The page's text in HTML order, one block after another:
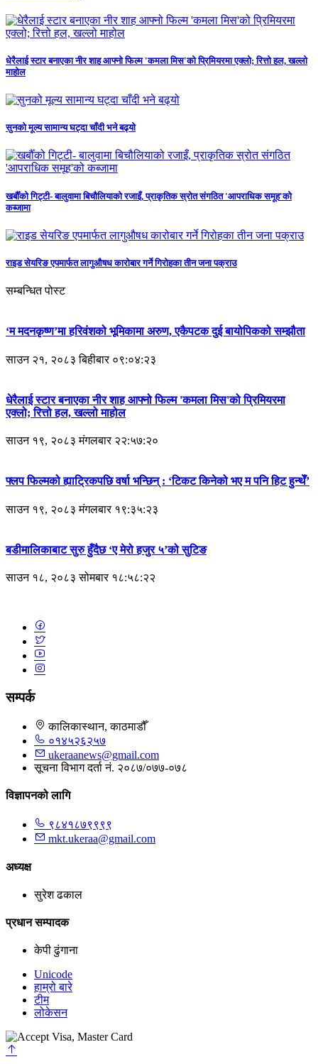
धेरैलाई स्टार बनाएका नीर शाह आफ्नो फिल्म 'कमला मिस'को प्रिमियरमा एक्लो; रित्तो हल, खल्लो
माहोल
सुनको मूल्य सामान्य घट्दा चाँदी भने बढ्यो
खर्बौँको गिट्टी- बालुवामा बिचौलियाको रजाइँ, प्राकृतिक स्रोत संगठित 'आपराधिक समूह'को
कब्जामा
राइड सेयरिङ एपमार्फत लागुऔषध कारोबार गर्ने गिरोहका तीन जना पक्राउ
सम्बन्धित पोस्ट
‘म मदनकृष्ण’मा हरिवंशको भूमिकामा अरुण, एकैपटक दुई बायोपिकको सम्झौता
साउन २१, २०८३ बिहीबार ०९:०४:२३
धेरैलाई स्टार बनाएका नीर शाह आफ्नो फिल्म 'कमला मिस'को प्रिमियरमा
एक्लो; रित्तो हल, खल्लो माहोल
साउन १९, २०८३ मंगलबार २२:५७:२०
फ्लप फिल्मको ह्याट्रिकपछि वर्षा भन्छिन् : ‘टिकट किनेको भए म पनि हिट हुन्थेँ’
साउन १९, २०८३ मंगलबार १९:३५:२३
बडीमालिकाबाट सुरु हुँदैछ ‘ए मेरो हजुर ५’को सुटिङ
साउन १८, २०८३ सोमबार १८:५८:२२
सम्पर्क
कालिकास्थान, काठमाडौँ
०१४५२६२५७
ukeraanews@gmail.com
सूचना विभाग दर्ता नं. २०८७/०७७-०७८
विज्ञापनको लागि
९८४१८७९९९९
mkt.ukeraa@gmail.com
अध्यक्ष
सुरेश ढकाल
प्रधान सम्पादक
केपी ढुंगाना
Unicode
हाम्रो बारे
टीम
लोकेसन